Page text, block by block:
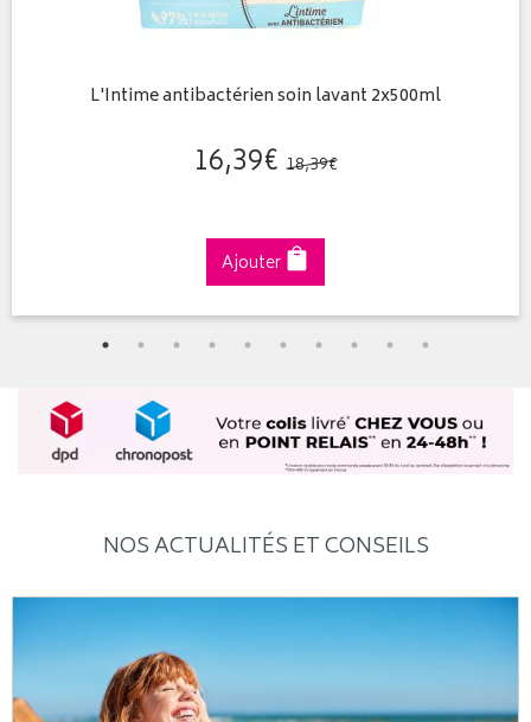
L'Intime antibactérien soin lavant 2x500ml
16,39€ 18,39€
Ajouter
NOS ACTUALITÉS ET CONSEILS